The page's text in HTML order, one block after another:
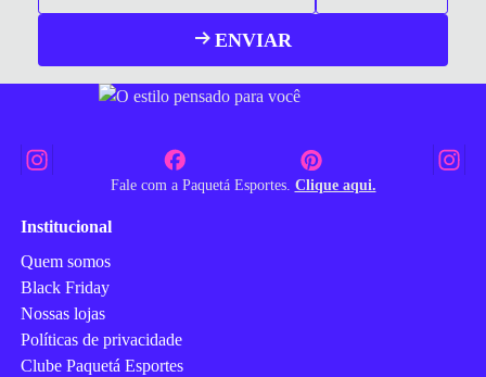
ENVIAR
Fale com a Paquetá Esportes. Clique aqui.
Institucional
Quem somos
Black Friday
Nossas lojas
Políticas de privacidade
Clube Paquetá Esportes